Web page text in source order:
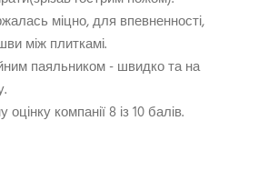
міцно, для впевненності,
між плиткамі.
паяльником - швидко та на
компанії 8 із 10 балів.